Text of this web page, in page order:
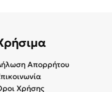
Απορρήτου
Χρήσης